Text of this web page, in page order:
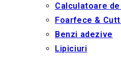
Calculatoare
Foarfece &
Benzi adezive
Lipiciuri